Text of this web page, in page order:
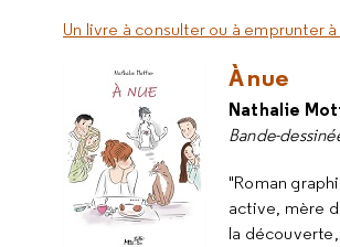
Un livre à consulter ou à emprunter
À nue
Nathalie
Bande-
"Roman
active, mère
la